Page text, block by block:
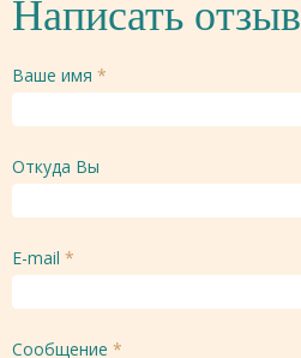
Написать отзыв
Ваше имя *
Откуда Вы
E-mail *
Сообщение *